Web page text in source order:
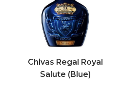
Chivas Regal Royal
Salute (Blue)